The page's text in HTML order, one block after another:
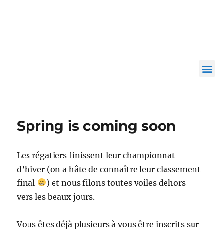
Spring is coming soon
Les régatiers finissent leur championnat
d’hiver (on a hâte de connaître leur classement
final
) et nous filons toutes voiles dehors
vers les beaux jours.
Vous êtes déjà plusieurs à vous être inscrits sur